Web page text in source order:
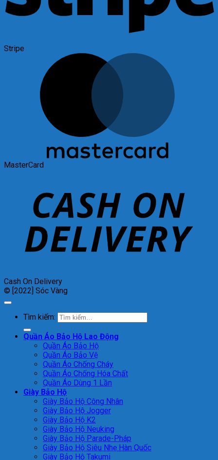
Stripe
MasterCard
Cash On Delivery
© [2022] Sóc Vàng
Tìm kiếm:
Quần Áo Bảo Hộ Lao Động
Quần Áo Bảo Hộ
Quần Áo Bảo Vệ
Quần Áo Chống Cháy
Quần Áo Chống Hóa Chất
Quần Áo Dùng 1 Lần
Giày Bảo Hộ
Giày Bảo Hộ Công Nhân
Giày Bảo Hộ Jogger
Giày Bảo Hộ K2
Giày Bảo Hộ Neuking
Giày Bảo Hộ Parade-Pháp
Giày Bảo Hộ Siêu Nhẹ Hàn Quốc
Giày Bảo Hộ Takumi